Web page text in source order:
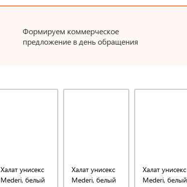
Формируем коммерческое
предложение в день обращения
Халат унисекс
Mederi, белый
Халат унисекс
Mederi, белый
Халат унисекс
Mederi, белый